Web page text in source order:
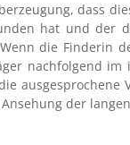
dass
hat und
die Finderin
nachfolgend im
der